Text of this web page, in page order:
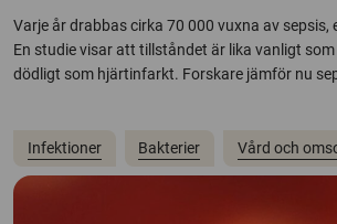
Varje år drabbas cirka 70 000 vuxna av sepsis,
En studie visar att tillståndet är lika vanligt
dödligt som hjärtinfarkt. Forskare jämför nu
Infektioner Bakterier Vård och